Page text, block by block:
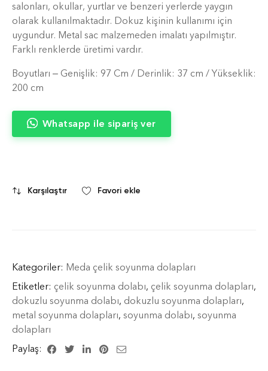
salonları, okullar, yurtlar ve benzeri yerlerde yaygın
olarak kullanılmaktadır. Dokuz kişinin kullanımı için
uygundur. Metal sac malzemeden imalatı yapılmıştır.
Farklı renklerde üretimi vardır.
Boyutları – Genişlik: 97 Cm / Derinlik: 37 cm / Yükseklik:
200 cm
Whatsapp ile sipariş ver
Karşılaştır Favori ekle
Kategoriler: Meda çelik soyunma dolapları
Etiketler: çelik soyunma dolabı, çelik soyunma dolapları,
dokuzlu soyunma dolabı, dokuzlu soyunma dolapları,
metal soyunma dolapları, soyunma dolabı, soyunma
dolapları
Paylaş: